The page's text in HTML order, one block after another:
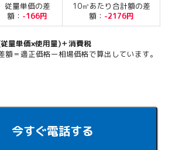
従量単価の差
額： -166円
10㎥あたり合計額の差
額： -2176円
量単価×使用量)＋消費税
＝適正価格ー相場価格で算出しています。
今すぐ電話する